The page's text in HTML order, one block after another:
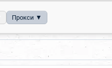
Прокси ▼